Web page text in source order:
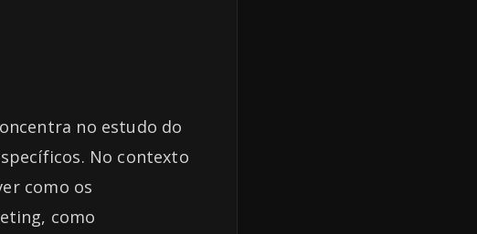
no estudo do
No contexto
como os
como